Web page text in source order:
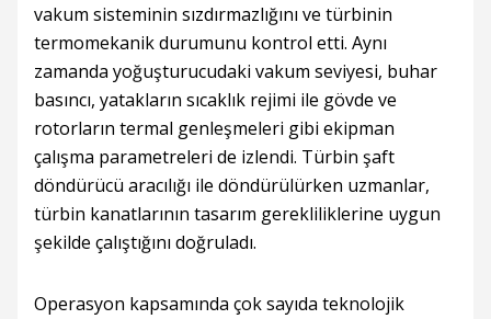
vakum sisteminin sızdırmazlığını ve türbinin
termomekanik durumunu kontrol etti. Aynı
zamanda yoğuşturucudaki vakum seviyesi, buhar
basıncı, yatakların sıcaklık rejimi ile gövde ve
rotorların termal genleşmeleri gibi ekipman
çalışma parametreleri de izlendi. Türbin şaft
döndürücü aracılığı ile döndürülürken uzmanlar,
türbin kanatlarının tasarım gerekliliklerine uygun
şekilde çalıştığını doğruladı.
Operasyon kapsamında çok sayıda teknolojik